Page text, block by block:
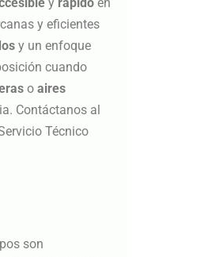
y rápido en
y eficientes
y un enfoque
cuando
o aires
Contáctanos al
Técnico
son